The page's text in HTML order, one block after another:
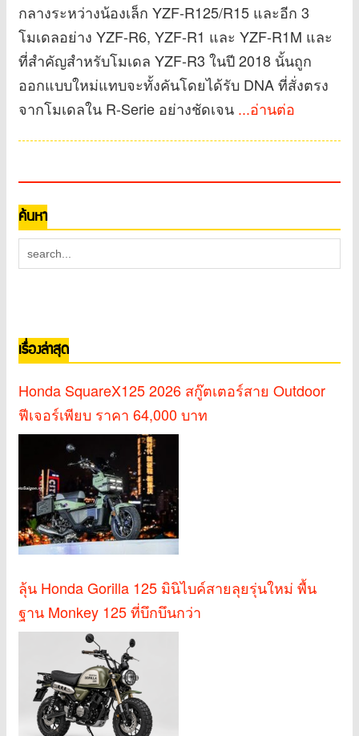
กลางระหว่างน้องเล็ก YZF-R125/R15 และอีก 3
โมเดลอย่าง YZF-R6, YZF-R1 และ YZF-R1M และ
ที่สำคัญสำหรับโมเดล YZF-R3 ในปี 2018 นั้นถูก
ออกแบบใหม่แทบจะทั้งคันโดยได้รับ DNA ที่สั่งตรง
จากโมเดลใน R-Serie อย่างชัดเจน ...อ่านต่อ
ค้นหา
เรื่องล่าสุด
Honda SquareX125 2026 สกู๊ตเตอร์สาย Outdoor
ฟีเจอร์เพียบ ราคา 64,000 บาท
ลุ้น Honda Gorilla 125 มินิไบค์สายลุยรุ่นใหม่ พื้น
ฐาน Monkey 125 ที่บึกบึนกว่า